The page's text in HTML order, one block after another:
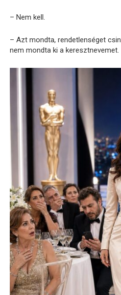
– Nem kell.
– Azt mondta, rendetlenséget
nem mondta ki a keresztnevemet.